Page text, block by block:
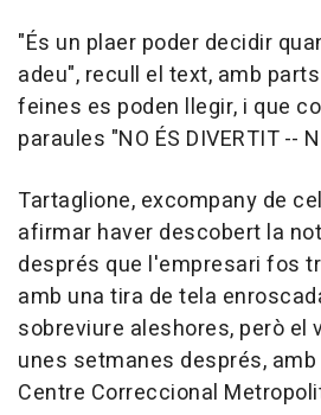
"És un plaer poder decidir
adeu", recull el text, amb
feines es poden llegir, i que
paraules "NO ÉS DIVERTIT --
Tartaglione, excompany de
afirmar haver descobert la
després que l'empresari fos
amb una tira de tela
sobreviure aleshores, però el
unes setmanes després,
Centre Correccional